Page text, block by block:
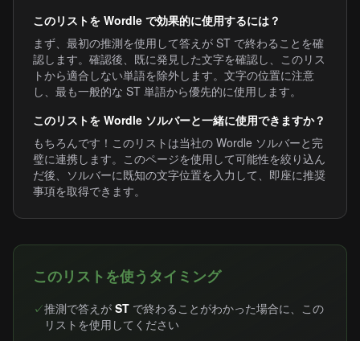
このリストを Wordle で効果的に使用するには？
まず、最初の推測を使用して答えが ST で終わることを確
認します。確認後、既に発見した文字を確認し、このリス
トから適合しない単語を除外します。文字の位置に注意
し、最も一般的な ST 単語から優先的に使用します。
このリストを Wordle ソルバーと一緒に使用できますか？
もちろんです！このリストは当社の Wordle ソルバーと完
璧に連携します。このページを使用して可能性を絞り込ん
だ後、ソルバーに既知の文字位置を入力して、即座に推奨
事項を取得できます。
このリストを使うタイミング
✓推測で答えが ST で終わることがわかった場合に、この
リストを使用してください